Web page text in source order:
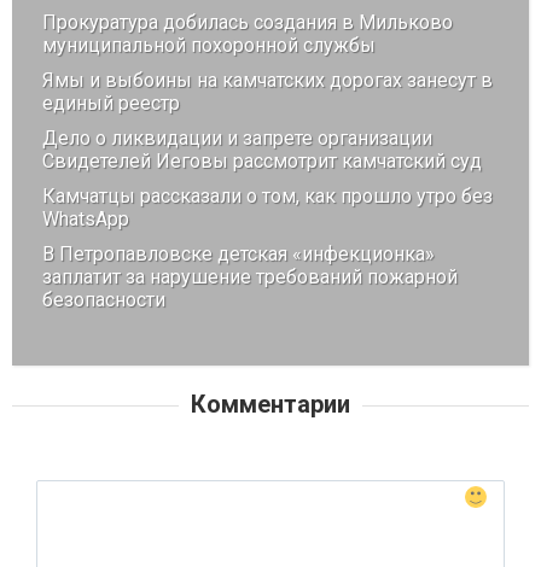
Прокуратура добилась создания в Мильково
муниципальной похоронной службы
Ямы и выбоины на камчатских дорогах занесут в
единый реестр
Дело о ликвидации и запрете организации
Свидетелей Иеговы рассмотрит камчатский суд
Камчатцы рассказали о том, как прошло утро без
WhatsApp
В Петропавловске детская «инфекционка»
заплатит за нарушение требований пожарной
безопасности
Комментарии